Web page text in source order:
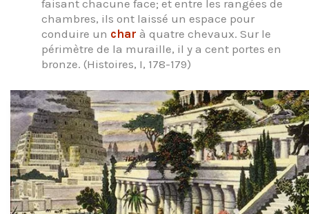
faisant chacune face; et entre les rangées de
chambres, ils ont laissé un espace pour
conduire un char à quatre chevaux. Sur le
périmètre de la muraille, il y a cent portes en
bronze. (Histoires, I, 178-179)